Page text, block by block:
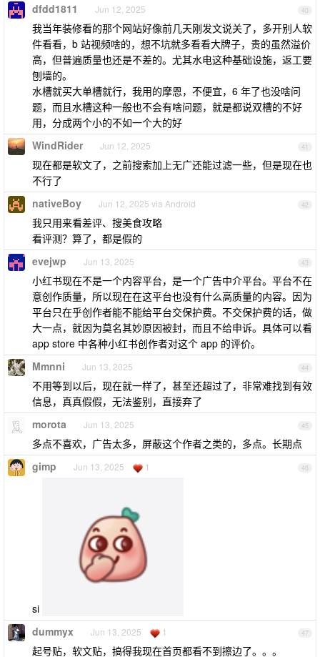
40
dfdd1811 Jun 12, 2025
我当年装修看的那个网站好像前几天刚发文说关了，多开别人软
件看看，b 站视频啥的，想不坑就多看看大牌子，贵的虽然溢价
高，但普遍质量也还是不差的。尤其水电这种基础设施，返工要
刨墙的。
水槽就买大单槽就行，我用的摩恩，不便宜，6 年了也没啥问
题，而且水槽这种一般也不会有啥问题，就是都说双槽的不好
用，分成两个小的不如一个大的好
41
WindRider Jun 12, 2025
现在都是软文了，之前搜索加上无广还能过滤一些，但是现在也
不行了
42
nativeBoy Jun 12, 2025 via Android
我只用来看差评、搜美食攻略
看评测？算了，都是假的
43
evejwp Jun 13, 2025
小红书现在不是一个内容平台，是一个广告中介平台。平台不在
意创作质量，所以现在在这平台也没有什么高质量的内容。因为
平台只在乎创作者能不能给平台交保护费。不交保护费的话，做
大一点，就因为莫名其妙原因被封，而且不给申诉。具体可以看
app store 中各种小红书创作者对这个 app 的评价。
44
Mmnni Jun 13, 2025
不用等到以后，现在就一样了，甚至还超过了，非常难找到有效
信息，真真假假，无法鉴别，直接弃了
45
morota Jun 13, 2025
多点不喜欢，广告太多，屏蔽这个作者之类的，多点。长期点
46
gimp Jun 13, 2025 1
si
47
dummyx Jun 13, 2025 1
起号贴，软文贴，搞得我现在首页都看不到擦边了。。。